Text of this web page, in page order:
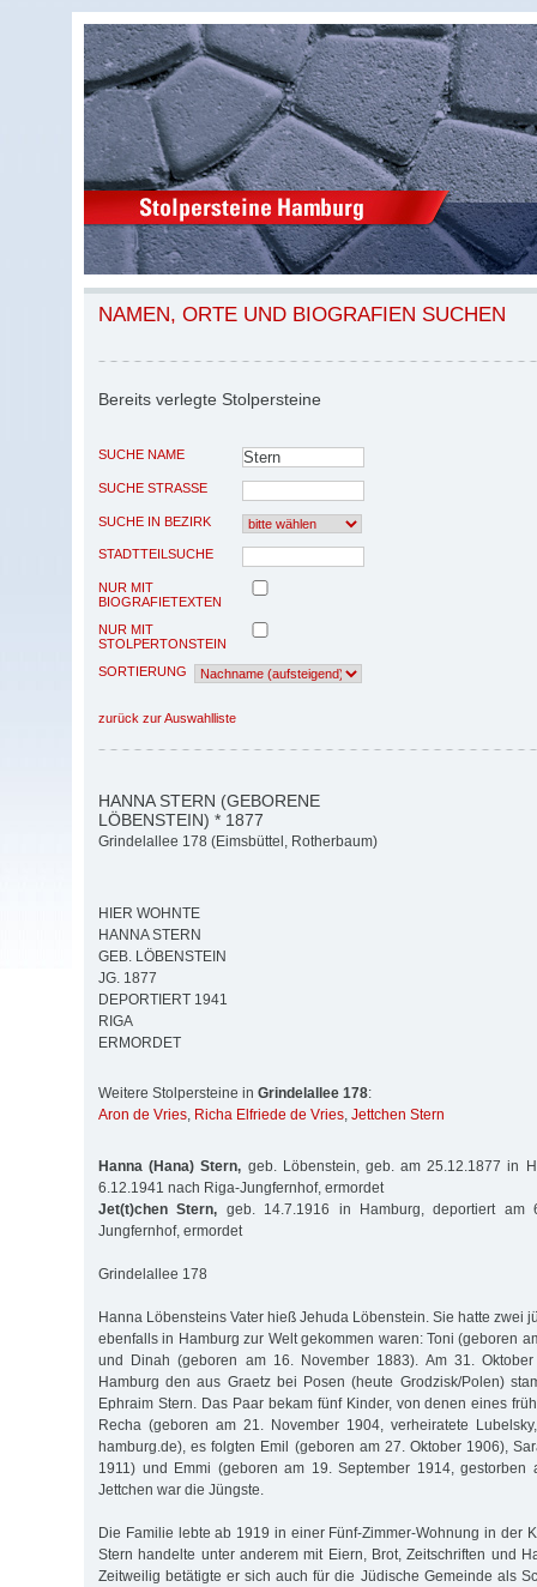
NAMEN, ORTE UND BIOGRAFIEN SUCHEN
Bereits verlegte Stolpersteine
SUCHE NAME
SUCHE STRASSE
SUCHE IN BEZIRK
STADTTEILSUCHE
NUR MIT
BIOGRAFIETEXTEN
NUR MIT
STOLPERTONSTEIN
SORTIERUNG
zurück zur Auswahlliste
HANNA STERN (GEBORENE
LÖBENSTEIN) * 1877
Grindelallee 178 (Eimsbüttel, Rotherbaum)
HIER WOHNTE
HANNA STERN
GEB. LÖBENSTEIN
JG. 1877
DEPORTIERT 1941
RIGA
ERMORDET
Weitere Stolpersteine in Grindelallee 178:
Aron de Vries, Richa Elfriede de Vries, Jettchen Stern
Hanna (Hana) Stern, geb. Löbenstein, geb. am 25.12.1877 in
6.12.1941 nach Riga-Jungfernhof, ermordet
Jet(t)chen Stern, geb. 14.7.1916 in Hamburg, deportiert am
Jungfernhof, ermordet
Grindelallee 178
Hanna Löbensteins Vater hieß Jehuda Löbenstein. Sie hatte zwei
ebenfalls in Hamburg zur Welt gekommen waren: Toni (geboren
und Dinah (geboren am 16. November 1883). Am 31.
Hamburg den aus Graetz bei Posen (heute Grodzisk/Polen)
Ephraim Stern. Das Paar bekam fünf Kinder, von denen eines
Recha (geboren am 21. November 1904, verheiratete
hamburg.de), es folgten Emil (geboren am 27. Oktober 1906),
1911) und Emmi (geboren am 19. September 1914, gestorben
Jettchen war die Jüngste.
Die Familie lebte ab 1919 in einer Fünf-Zimmer-Wohnung in der
Stern handelte unter anderem mit Eiern, Brot, Zeitschriften und
Zeitweilig betätigte er sich auch für die Jüdische Gemeinde als